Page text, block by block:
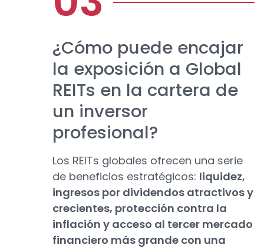
¿Cómo puede encajar
la exposición a Global
REITs en la cartera de
un inversor
profesional?
Los REITs globales ofrecen una serie
de beneficios estratégicos: liquidez,
ingresos por dividendos atractivos y
crecientes, protección contra la
inflación y acceso al tercer mercado
financiero más grande con una